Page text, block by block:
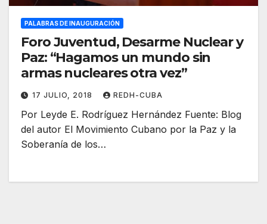
PALABRAS DE INAUGURACIÓN
Foro Juventud, Desarme Nuclear y
Paz: “Hagamos un mundo sin
armas nucleares otra vez”
17 JULIO, 2018 REDH-CUBA
Por Leyde E. Rodríguez Hernández Fuente: Blog
del autor El Movimiento Cubano por la Paz y la
Soberanía de los…